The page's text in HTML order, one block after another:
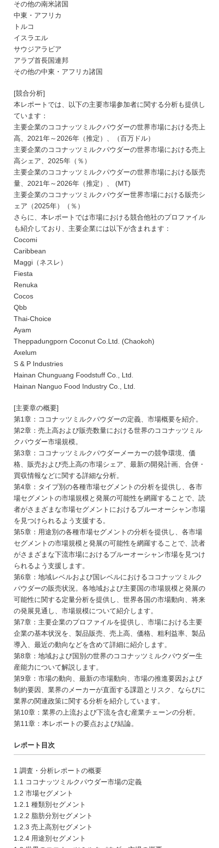
その他の南米諸国
中東・アフリカ
トルコ
イスラエル
サウジアラビア
アラブ首長国連邦
その他の中東・アフリカ諸国
[競合分析]
本レポートでは、以下の主要市場参加者に関する分析も提供し
ています：
主要企業のココナッツミルクパウダーの世界市場における売上
高、2021年～2026年（推定）、（百万ドル）
主要企業のココナッツミルクパウダーの世界市場における売上
高シェア、2025年（％）
主要企業のココナッツミルクパウダーの世界市場における販売
量、2021年～2026年（推定）、 (MT)
主要企業のココナッツミルクパウダー世界市場における販売シ
ェア（2025年）（％）
さらに、本レポートでは市場における競合他社のプロファイル
も紹介しており、主要企業には以下が含まれます：
Cocomi
Caribbean
Maggi（ネスレ）
Fiesta
Renuka
Cocos
Qbb
Thai-Choice
Ayam
Theppadungporn Coconut Co.Ltd. (Chaokoh)
Axelum
S & P Industries
Hainan Chunguang Foodstuff Co., Ltd.
Hainan Nanguo Food Industry Co., Ltd.
[主要章の概要]
第1章：ココナッツミルクパウダーの定義、市場概要を紹介。
第2章：売上高および販売数量における世界のココナッツミル
クパウダー市場規模。
第3章：ココナッツミルクパウダーメーカーの競争環境、価
格、販売および売上高の市場シェア、最新の開発計画、合併・
買収情報などに関する詳細な分析。
第4章：タイプ別の各種市場セグメントの分析を提供し、各市
場セグメントの市場規模と発展の可能性を網羅することで、読
者がさまざまな市場セグメントにおけるブルーオーシャン市場
を見つけられるよう支援する。
第5章：用途別の各種市場セグメントの分析を提供し、各市場
セグメントの市場規模と発展の可能性を網羅することで、読者
がさまざまな下流市場におけるブルーオーシャン市場を見つけ
られるよう支援します。
第6章：地域レベルおよび国レベルにおけるココナッツミルク
パウダーの販売状況。各地域および主要国の市場規模と発展の
可能性に関する定量分析を提供し、世界各国の市場動向、将来
の発展見通し、市場規模について紹介します。
第7章：主要企業のプロファイルを提供し、市場における主要
企業の基本状況を、製品販売、売上高、価格、粗利益率、製品
導入、最近の動向などを含めて詳細に紹介します。
第8章：地域および国別の世界のココナッツミルクパウダー生
産能力について解説します。
第9章：市場の動向、最新の市場動向、市場の推進要因および
制約要因、業界のメーカーが直面する課題とリスク、ならびに
業界の関連政策に関する分析を紹介しています。
第10章：業界の上流および下流を含む産業チェーンの分析。
第11章：本レポートの要点および結論。
レポート目次
1 調査・分析レポートの概要
1.1 ココナッツミルクパウダー市場の定義
1.2 市場セグメント
1.2.1 種類別セグメント
1.2.2 脂肪分別セグメント
1.2.3 売上高別セグメント
1.2.4 用途別セグメント